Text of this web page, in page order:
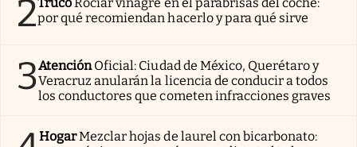
2por qué recomiendan hacerlo y para qué sirve
3AtenciónOficial: Ciudad de México, Querétaro y
Veracruz anularán la licencia de conducir a todos
los conductores que cometen infracciones graves
HogarMezclar hojas de laurel con bicarbonato: